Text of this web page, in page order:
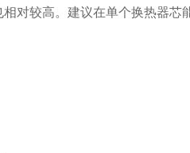
对较高。建议在单个换热器芯